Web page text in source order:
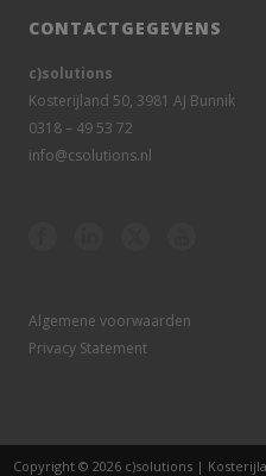
CONTACTGEGEVENS
c)solutions
Kosterijland 50, 3981 AJ Bunnik
0318 – 49 53 72
info@csolutions.nl
Algemene voorwaarden
Privacy Statement
Copyright © 2026 c)solutions |